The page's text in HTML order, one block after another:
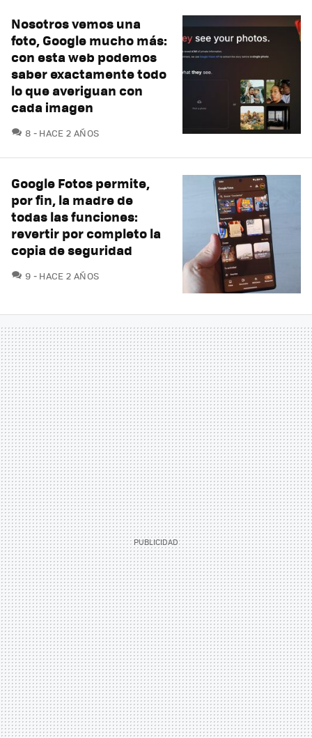
Nosotros vemos una
foto, Google mucho más:
con esta web podemos
saber exactamente todo
lo que averiguan con
cada imagen
8 COMENTARIOS
HACE 2 AÑOS
Google Fotos permite,
por fin, la madre de
todas las funciones:
revertir por completo la
copia de seguridad
9 COMENTARIOS
HACE 2 AÑOS